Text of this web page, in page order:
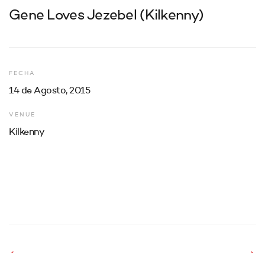
Gene Loves Jezebel (Kilkenny)
FECHA
14 de Agosto, 2015
VENUE
Kilkenny